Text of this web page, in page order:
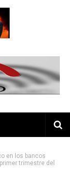
en los bancos
trimestre del